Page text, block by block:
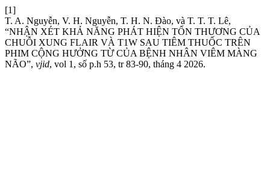
[1]
T. A. Nguyễn, V. H. Nguyễn, T. H. N. Đào, và T. T. T. Lê,
“NHẬN XÉT KHẢ NĂNG PHÁT HIỆN TỔN THƯƠNG CỦA
CHUỖI XUNG FLAIR VÀ T1W SAU TIÊM THUỐC TRÊN
PHIM CỘNG HƯỞNG TỪ CỦA BỆNH NHÂN VIÊM MÀNG
NÃO”, vjid, vol 1, số p.h 53, tr 83-90, tháng 4 2026.